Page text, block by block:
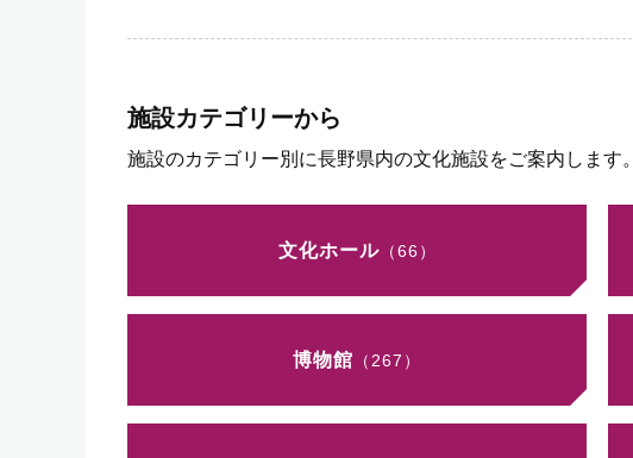
施設カテゴリーから
施設のカテゴリー別に長野県内の文化施設をご案内します。
文化ホール（66）
博物館 （267）